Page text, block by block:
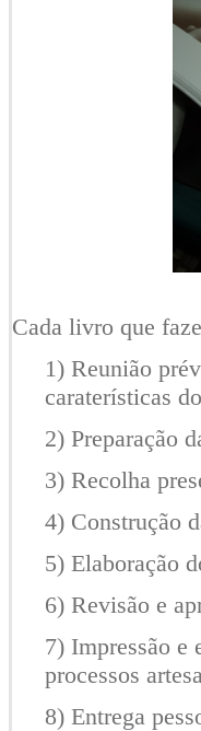
Cada livro que
1) Reunião
caraterísticas
2) Preparação
3) Recolha
4) Construção
5) Elaboração
6) Revisão e
7) Impressão e
processos
8) Entrega